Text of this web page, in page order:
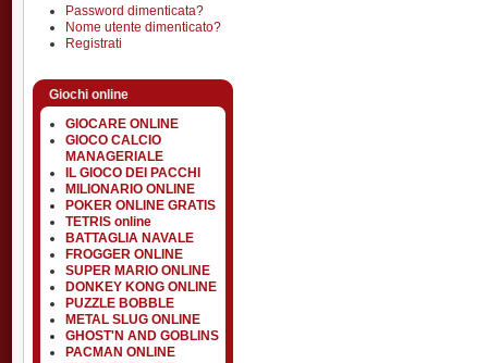
Password dimenticata?
Nome utente dimenticato?
Registrati
Giochi online
GIOCARE ONLINE
GIOCO CALCIO
MANAGERIALE
IL GIOCO DEI PACCHI
MILIONARIO ONLINE
POKER ONLINE GRATIS
TETRIS online
BATTAGLIA NAVALE
FROGGER ONLINE
SUPER MARIO ONLINE
DONKEY KONG ONLINE
PUZZLE BOBBLE
METAL SLUG ONLINE
GHOST'N AND GOBLINS
PACMAN ONLINE